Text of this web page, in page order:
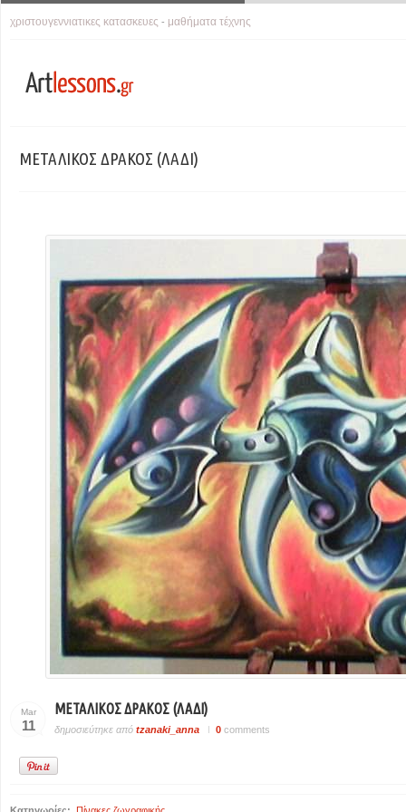
χριστουγεννιατικες κατασκευες - μαθήματα τέχνης
ΜΕΤΑΛΙΚΟΣ ΔΡΑΚΟΣ (ΛΑΔΙ)
Mar
11
ΜΕΤΑΛΙΚΟΣ ΔΡΑΚΟΣ (ΛΑΔΙ)
δημοσιεύτηκε από tzanaki_anna 0 comments